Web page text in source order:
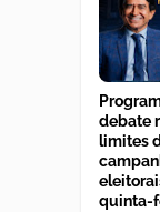
debate
limites
quinta-